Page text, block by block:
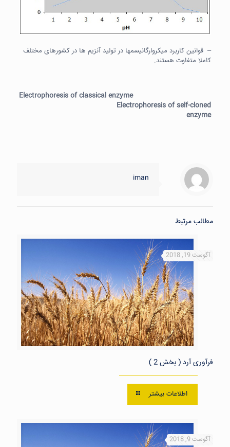
– قوانین کاربرد میکروارگانیسمها در تولید آنزیم ها در کشورهای مختلف
کاملا متفاوت هستند.
Electrophoresis of classical enzyme
Electrophoresis of self-cloned
enzyme
iman
مطالب مرتبط
آگوست 19, 2018
فرآوری آرد ( بخش 2 )
اطلاعات بیشتر
آگوست 9, 2018